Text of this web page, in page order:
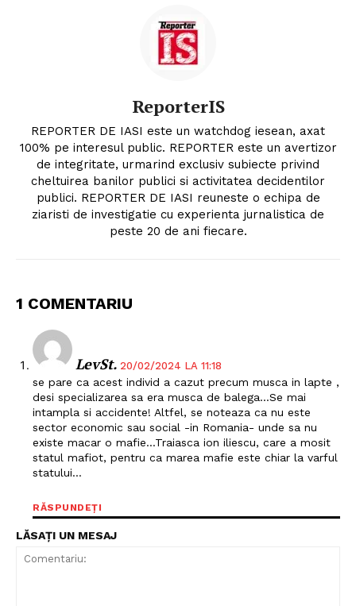
ReporterIS
REPORTER DE IASI este un watchdog iesean, axat
100% pe interesul public. REPORTER este un avertizor
de integritate, urmarind exclusiv subiecte privind
cheltuirea banilor publici si activitatea decidentilor
publici. REPORTER DE IASI reuneste o echipa de
ziaristi de investigatie cu experienta jurnalistica de
peste 20 de ani fiecare.
1 COMENTARIU
LevSt. 20/02/2024 LA 11:18
se pare ca acest individ a cazut precum musca in lapte ,
desi specializarea sa era musca de balega…Se mai
intampla si accidente! Altfel, se noteaza ca nu este
sector economic sau social -in Romania- unde sa nu
existe macar o mafie…Traiasca ion iliescu, care a mosit
statul mafiot, pentru ca marea mafie este chiar la varful
statului…
RĂSPUNDEȚI
LĂSAȚI UN MESAJ